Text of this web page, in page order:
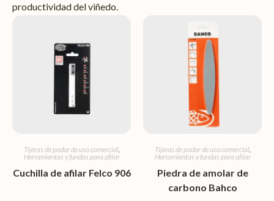
productividad del viñedo.
Tijeras de podar de uso comercial,
Herramientas y fundas para afilar
Cuchilla de afilar Felco 906
Tijeras de podar de uso comercial,
Herramientas y fundas para afilar
Piedra de amolar de
carbono Bahco